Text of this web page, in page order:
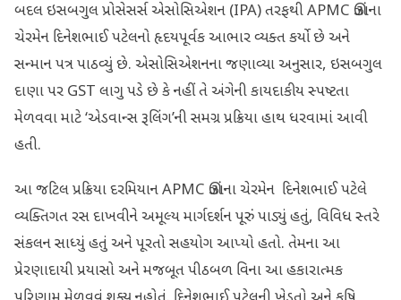
બદલ ઇસબગુલ પ્રોસેસર્સ એસોસિએશન (IPA) તરફથી APMC ઊંઝાના
ચેરમેન દિનેશભાઈ પટેલનો હૃદયપૂર્વક આભાર વ્યક્ત કર્યો છે અને
સન્માન પત્ર પાઠવ્યું છે. એસોસિએશનના જણાવ્યા અનુસાર, ઇસબગુલ
દાણા પર GST લાગુ પડે છે કે નહીં તે અંગેની કાયદાકીય સ્પષ્ટતા
મેળવવા માટે ‘એડવાન્સ રૂલિંગ’ની સમગ્ર પ્રક્રિયા હાથ ધરવામાં આવી
હતી.
આ જટિલ પ્રક્રિયા દરમિયાન APMC ઊંઝાના ચેરમેન દિનેશભાઈ પટેલે
વ્યક્તિગત રસ દાખવીને અમૂલ્ય માર્ગદર્શન પૂરું પાડ્યું હતું, વિવિધ સ્તરે
સંકલન સાધ્યું હતું અને પૂરતો સહયોગ આપ્યો હતો. તેમના આ
પ્રેરણાદાયી પ્રયાસો અને મજબૂત પીઠબળ વિના આ હકારાત્મક